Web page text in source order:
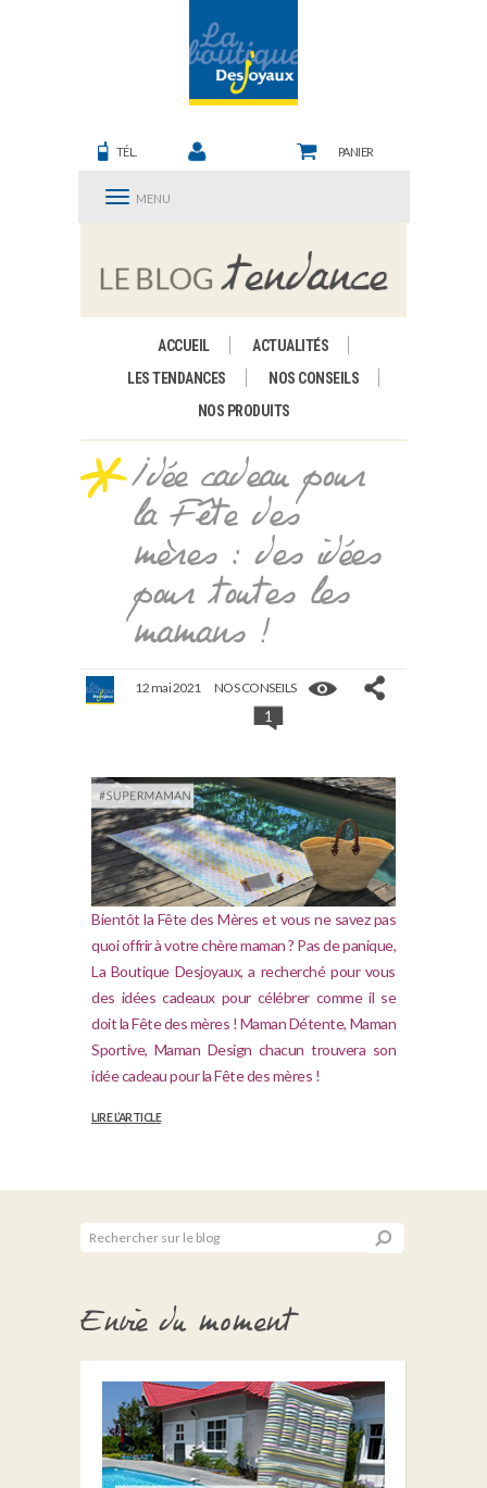
TÉL. PANIER
MENU
ACCUEIL
ACTUALITÉS
LES TENDANCES
NOS CONSEILS
NOS PRODUITS
Idée cadeau pour
la Fête des
mères : des idées
pour toutes les
mamans !
12 mai 2021 NOS CONSEILS
1
Bientôt la Fête des Mères et vous ne savez pas
quoi offrir à votre chère maman ? Pas de panique,
La Boutique Desjoyaux, a recherché pour vous
des idées cadeaux pour célébrer comme il se
doit la Fête des mères ! Maman Détente, Maman
Sportive, Maman Design chacun trouvera son
idée cadeau pour la Fête des mères !
LIRE L’ARTICLE
Envie du moment